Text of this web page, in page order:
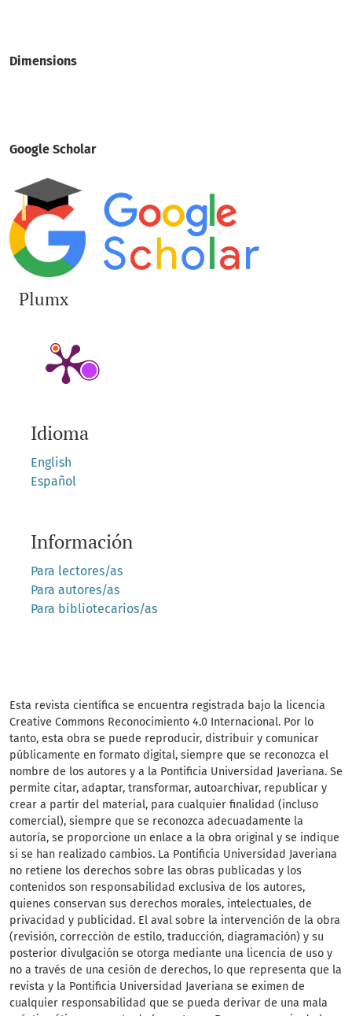
Dimensions
Google Scholar
Plumx
Idioma
English
Español
Información
Para lectores/as
Para autores/as
Para bibliotecarios/as
Esta revista científica se encuentra registrada bajo la licencia
Creative Commons Reconocimiento 4.0 Internacional. Por lo
tanto, esta obra se puede reproducir, distribuir y comunicar
públicamente en formato digital, siempre que se reconozca el
nombre de los autores y a la Pontificia Universidad Javeriana. Se
permite citar, adaptar, transformar, autoarchivar, republicar y
crear a partir del material, para cualquier finalidad (incluso
comercial), siempre que se reconozca adecuadamente la
autoría, se proporcione un enlace a la obra original y se indique
si se han realizado cambios. La Pontificia Universidad Javeriana
no retiene los derechos sobre las obras publicadas y los
contenidos son responsabilidad exclusiva de los autores,
quienes conservan sus derechos morales, intelectuales, de
privacidad y publicidad. El aval sobre la intervención de la obra
(revisión, corrección de estilo, traducción, diagramación) y su
posterior divulgación se otorga mediante una licencia de uso y
no a través de una cesión de derechos, lo que representa que la
revista y la Pontificia Universidad Javeriana se eximen de
cualquier responsabilidad que se pueda derivar de una mala